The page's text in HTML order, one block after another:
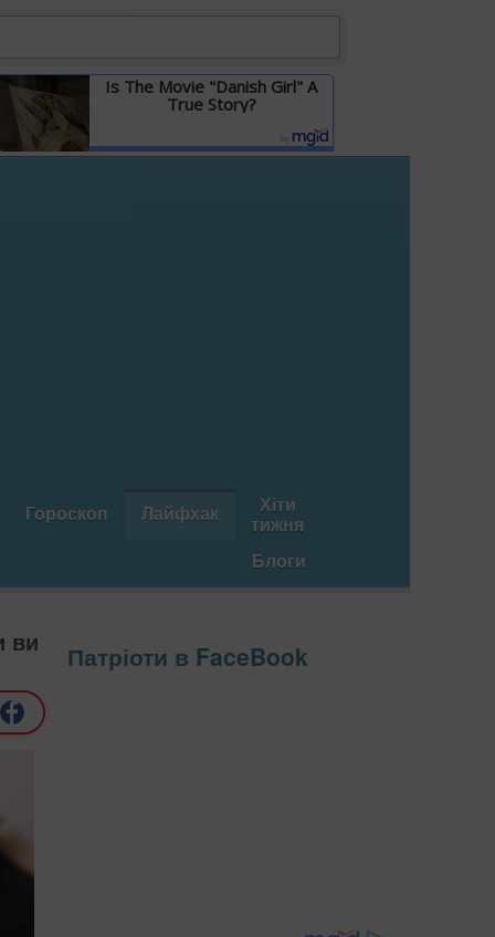
Is The Movie "Danish Girl" A
True Story?
Детальніше
Гороскоп Лайфхак Хіти
тижня
Блоги
ви
Патріоти в FaceBook